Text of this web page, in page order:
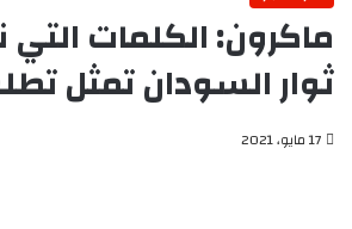
ماكرون: الكلمات التي
ثوار السودان تمثل
17 مايو، 2021